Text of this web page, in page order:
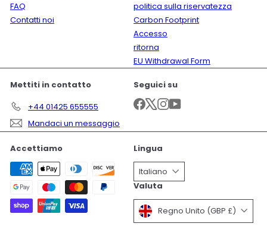
FAQ
Contatti noi
politica sulla riservatezza
Carbon Footprint
Accesso
ritorna
EU Withdrawal Form
Mettiti in contatto
+44 01425 655555
Mandaci un messaggio
Seguici su
Facebook
X Instagram
YouTube
Accettiamo Lingua
Italiano
Valuta
Regno Unito (GBP £)